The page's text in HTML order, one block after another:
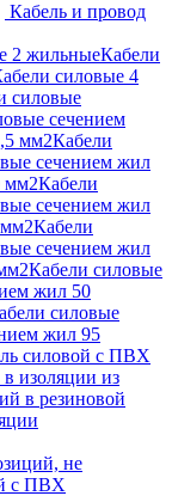
Кабель и провод
2 жильныеКабели
силовые 4
силовые
сечением
мм2Кабели
сечением жил
мм2Кабели
сечением жил
Кабели
сечением жил
Кабели силовые
жил 50
силовые
жил 95
силовой с ПВХ
изоляции из
в резиновой
не
с ПВХ